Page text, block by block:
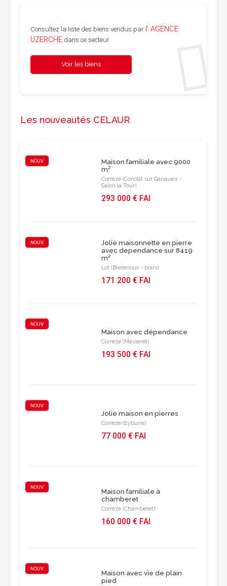
Consultez la liste des biens vendus par l' AGENCE
UZERCHE dans ce secteur.
Voir les biens
Les nouveautés CELAUR
NOUV
Maison familiale avec 9000
m²
Corrèze (Condat sur Ganaveix -
Salon la Tour)
293 000 € FAI
NOUV
Jolie maisonnette en pierre
avec dependance sur 8419
m²
Lot (Bretenoux - biars)
171 200 € FAI
NOUV
Maison avec dépendance
Corrèze (Masseret)
193 500 € FAI
NOUV
Jolie maison en pierres
Corrèze (Eyburie)
77 000 € FAI
NOUV
Maison familiale à
chamberet
Corrèze (Chamberet)
160 000 € FAI
NOUV
Maison avec vie de plain
pied